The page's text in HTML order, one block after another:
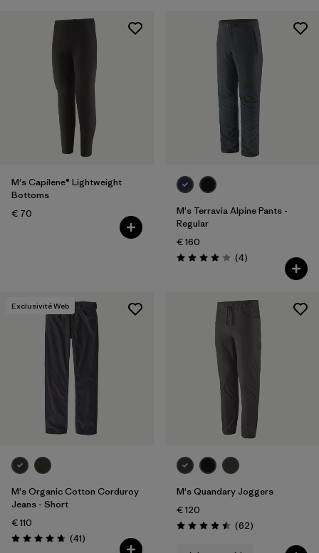
M's Capilene® Lightweight
Bottoms
€ 70
M's Terravia Alpine Pants -
Regular
€ 160
Évaluation: 4.0 / 5
(4Avis
)
Exclusivité Web
M's Organic Cotton Corduroy
Jeans - Short
€ 110
Évaluation: 4.7 / 5
(41Avis
)
M's Quandary Joggers
€ 120
Évaluation: 4.5 / 5
(62Avis
)